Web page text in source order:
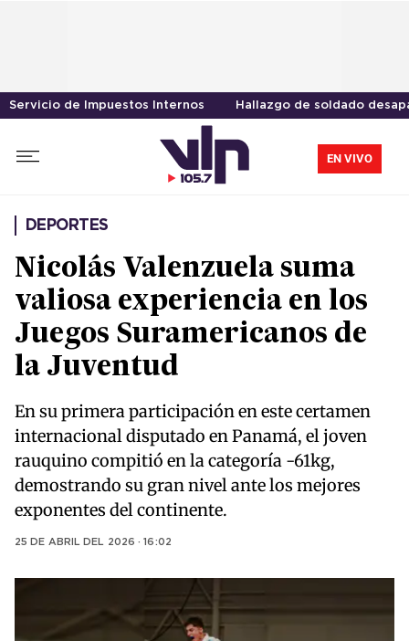
Servicio de Impuestos Internos Hallazgo de soldado
EN VIVO
DEPORTES
Nicolás Valenzuela suma
valiosa experiencia en los
Juegos Suramericanos de
la Juventud
En su primera participación en este certamen
internacional disputado en Panamá, el joven
rauquino compitió en la categoría -61kg,
demostrando su gran nivel ante los mejores
exponentes del continente.
25 DE ABRIL DEL 2026 · 16:02